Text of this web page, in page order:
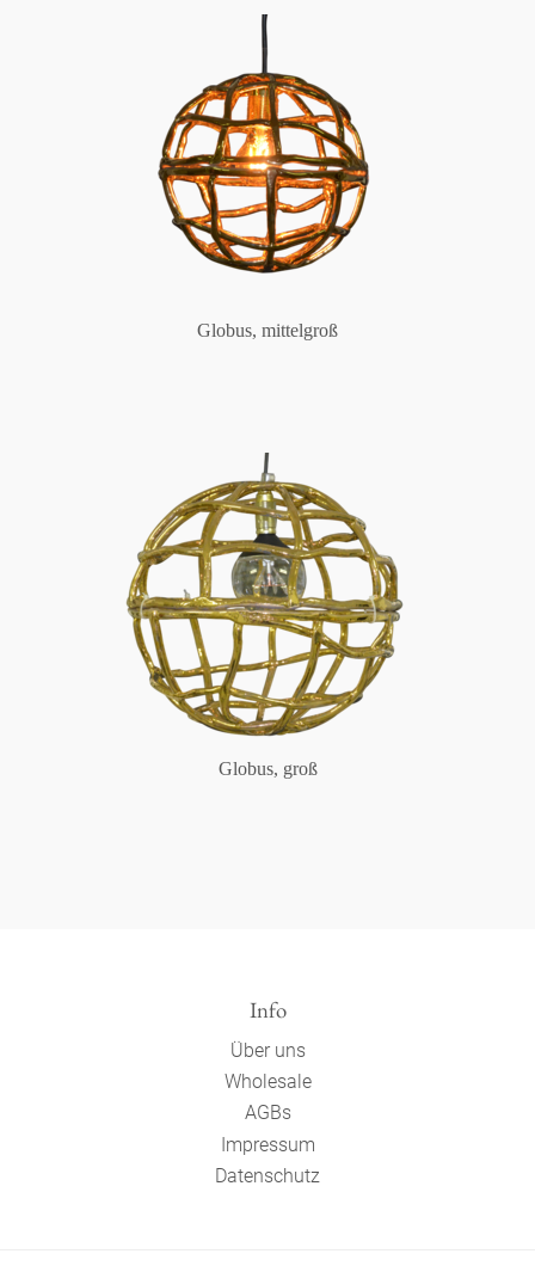
Globus, mittelgroß
Globus, groß
Info
Über uns
Wholesale
AGBs
Impressum
Datenschutz